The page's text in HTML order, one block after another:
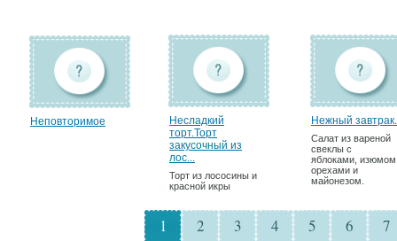
Неповторимое
Несладкий
торт.Торт
закусочный из
лос...
Торт из лососины и
красной икры
Нежный завтрак.
Салат из вареной
свеклы с
яблоками,
орехами и
майонезом.
1 2 3 4 5 6 7